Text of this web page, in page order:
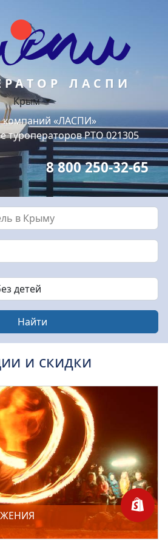
ЛАСПИ
Крым
компаний «ЛАСПИ»
туроператоров РТО 021305
8 800 250-32-65
в Крыму
детей
Найти
и скидки